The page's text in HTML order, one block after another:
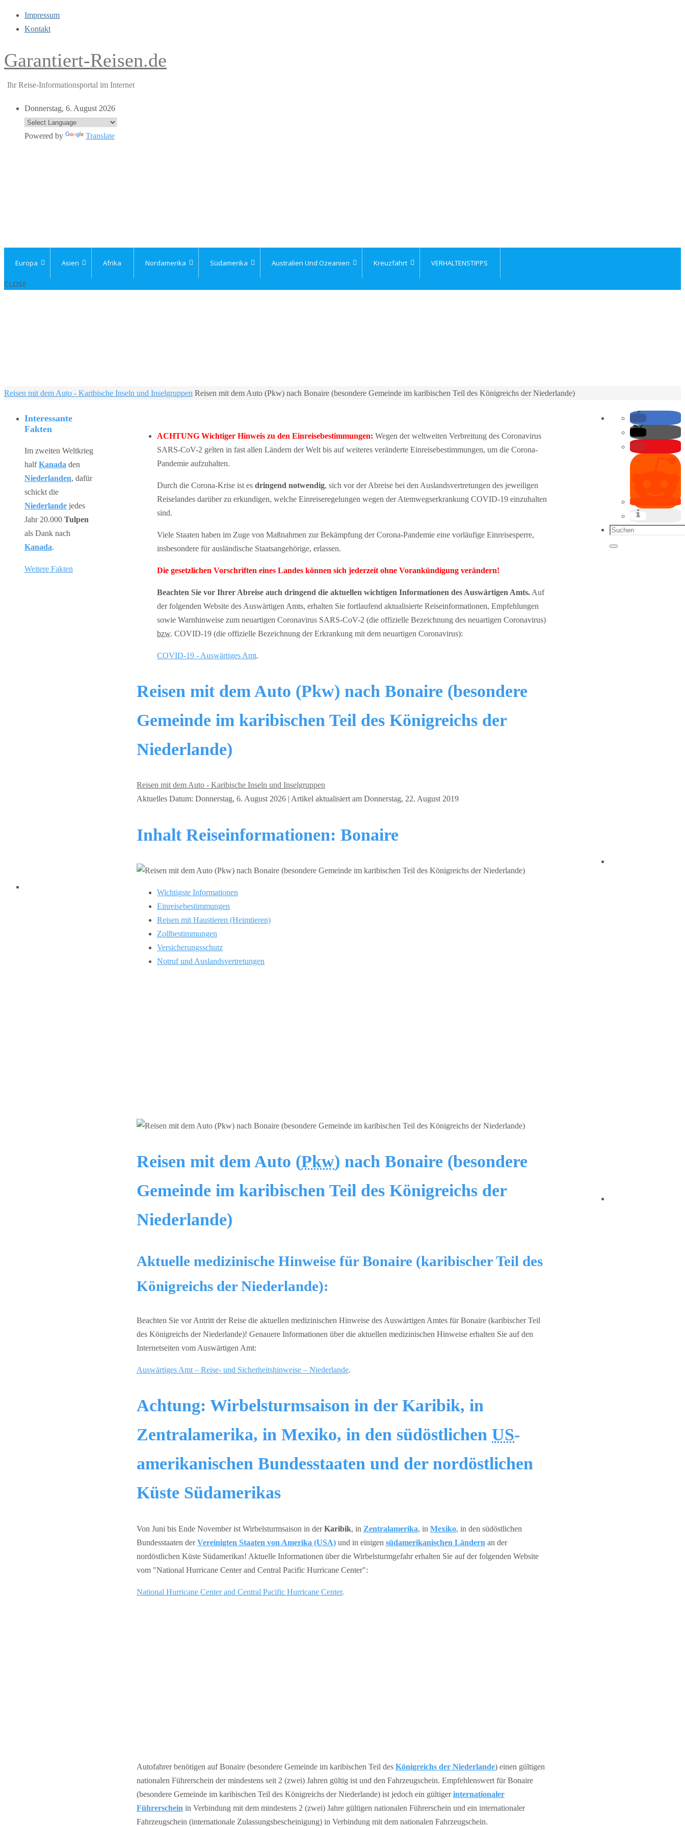
Impressum
Kontakt
Garantiert-Reisen.de
Ihr Reise-Informationsportal im Internet
Donnerstag, 6. August 2026
Powered by Translate
Europa Asien Afrika Nordamerika Südamerika Australien Und Ozeanien Kreuzfahrt VERHALTENSTIPPS
CLOSE
Home
Reisen mit dem Auto - Karibische Inseln und Inselgruppen Reisen mit dem Auto (Pkw) nach Bonaire (besondere Gemeinde im karibischen Teil des Königreichs der Niederlande)
ACHTUNG Wichtiger Hinweis zu den Einreisebestimmungen: Wegen der weltweiten Verbreitung des Coronavirus
SARS-CoV-2 gelten in fast allen Ländern der Welt bis auf weiteres veränderte Einreisebestimmungen, um die Corona-
Pandemie aufzuhalten.
Durch die Corona-Krise ist es dringend notwendig, sich vor der Abreise bei den Auslandsvertretungen des jeweiligen
Reiselandes darüber zu erkundigen, welche Einreiseregelungen wegen der Atemwegserkrankung COVID-19 einzuhalten
sind.
Viele Staaten haben im Zuge von Maßnahmen zur Bekämpfung der Corona-Pandemie eine vorläufige Einreisesperre,
insbesondere für ausländische Staatsangehörige, erlassen.
Die gesetzlichen Vorschriften eines Landes können sich jederzeit ohne Vorankündigung verändern!
Beachten Sie vor Ihrer Abreise auch dringend die aktuellen wichtigen Informationen des Auswärtigen Amts. Auf
der folgenden Website des Auswärtigen Amts, erhalten Sie fortlaufend aktualisierte Reiseinformationen, Empfehlungen
sowie Warnhinweise zum neuartigen Coronavirus SARS-CoV-2 (die offizielle Bezeichnung des neuartigen Coronavirus)
bzw. COVID-19 (die offizielle Bezeichnung der Erkrankung mit dem neuartigen Coronavirus):
COVID-19 - Auswärtiges Amt.
Reisen mit dem Auto (Pkw) nach Bonaire (besondere
Gemeinde im karibischen Teil des Königreichs der
Niederlande)
Reisen mit dem Auto - Karibische Inseln und Inselgruppen
Aktuelles Datum: Donnerstag, 6. August 2026 | Artikel aktualisiert am Donnerstag, 22. August 2019
Inhalt Reiseinformationen: Bonaire
Wichtigste Informationen
Einreisebestimmungen
Reisen mit Haustieren (Heimtieren)
Zollbestimmungen
Versicherungsschutz
Notruf und Auslandsvertretungen
Reisen mit dem Auto (Pkw) nach Bonaire (besondere
Gemeinde im karibischen Teil des Königreichs der
Niederlande)
Aktuelle medizinische Hinweise für Bonaire (karibischer Teil des
Königreichs der Niederlande):
Beachten Sie vor Antritt der Reise die aktuellen medizinischen Hinweise des Auswärtigen Amtes für Bonaire (karibischer Teil
des Königreichs der Niederlande)! Genauere Informationen über die aktuellen medizinischen Hinweise erhalten Sie auf den
Internetseiten vom Auswärtigen Amt:
Auswärtiges Amt – Reise- und Sicherheitshinweise – Niederlande.
Achtung: Wirbelsturmsaison in der Karibik, in
Zentralamerika, in Mexiko, in den südöstlichen US-
amerikanischen Bundesstaaten und der nordöstlichen
Küste Südamerikas
Von Juni bis Ende November ist Wirbelsturmsaison in derKaribik, in Zentralamerika, in Mexiko, in den südöstlichen
Bundesstaaten derVereinigten Staaten von Amerika (USA) und in einigen südamerikanischen Ländern an der
nordöstlichen Küste Südamerikas! Aktuelle Informationen über die Wirbelsturmgefahr erhalten Sie auf der folgenden Website
vom "National Hurricane Center and Central Pacific Hurricane Center":
National Hurricane Center and Central Pacific Hurricane Center.
Autofahrer benötigen auf Bonaire (besondere Gemeinde im karibischen Teil des Königreichs der Niederlande) einen gültigen
nationalen Führerschein der mindestens seit 2 (zwei) Jahren gültig ist und den Fahrzeugschein. Empfehlenswert für Bonaire
(besondere Gemeinde im karibischen Teil des Königreichs der Niederlande) ist jedoch ein gültigerinternationaler
Führerschein in Verbindung mit dem mindestens 2 (zwei) Jahre gültigen nationalen Führerschein und ein internationaler
Fahrzeugschein (internationale Zulassungsbescheinigung) in Verbindung mit dem nationalen Fahrzeugschein.
Interessante
Fakten
Im zweiten Weltkrieg
halfKanada den
Niederlanden, dafür
schickt die
Niederlande jedes
Jahr 20.000 Tulpen
als Dank nach
Kanada.
Weitere Fakten
Suchen
nach:
Suchen